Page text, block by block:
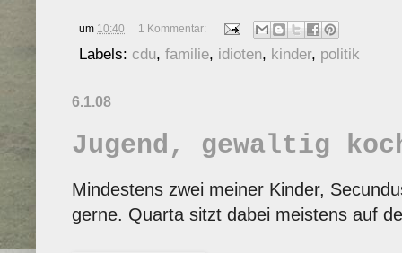
um 10:40 1 Kommentar:
Labels: cdu, familie, idioten, kinder, politik
6.1.08
Jugend, gewaltig
Mindestens zwei meiner Kinder,
gerne. Quarta sitzt dabei meistens auf